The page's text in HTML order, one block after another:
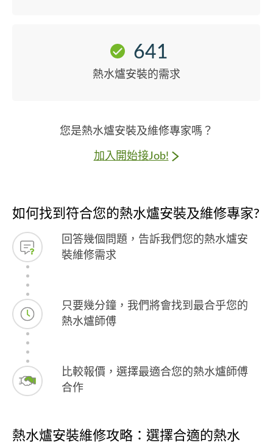
641
熱水爐安裝的需求
您是熱水爐安裝及維修專家嗎？
加入開始接Job!
如何找到符合您的熱水爐安裝及維修專家?
回答幾個問題，告訴我們您的熱水爐安
裝維修需求
只要幾分鐘，我們將會找到最合乎您的
熱水爐師傅
比較報價，選擇最適合您的熱水爐師傅
合作
熱水爐安裝維修攻略：選擇合適的熱水